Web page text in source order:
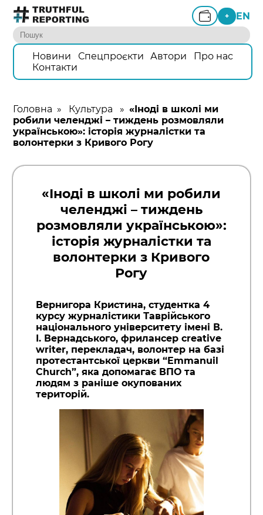
+ EN
Новини Спецпроєкти Автори
Про нас
Контакти
Головна » Культура »«Іноді в школі ми
робили челенджі – тиждень розмовляли
українською»: історія журналістки та
волонтерки з Кривого Рогу
«Іноді в школі ми робили
челенджі – тиждень
розмовляли українською»:
історія журналістки та
волонтерки з Кривого
Рогу
Вернигора Кристина, студентка 4
курсу журналістики Таврійського
національного університету імені В.
І. Вернадського, фрилансер creative
writer, перекладач, волонтер на базі
протестантської церкви “Emmanuil
Church”, яка допомагає ВПО та
людям з раніше окупованих
територій.